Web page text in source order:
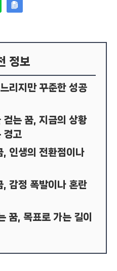
정보
리지만 꾸준한 성공
걷는 꿈, 지금의 상황
경고
, 인생의 전환점이나
, 감정 폭발이나 혼란
꿈, 목표로 가는 길이